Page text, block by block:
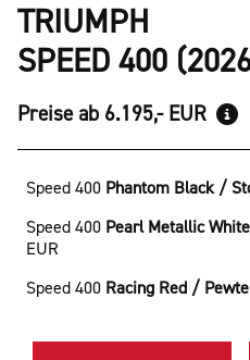
TRIUMPH
SPEED 400
Preise ab 6.195,- EUR
Speed 400 Phantom Black /
Speed 400 Pearl Metallic
EUR
Speed 400 Racing Red /